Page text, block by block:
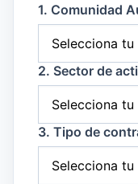
1. Comunidad
2. Sector de
3. Tipo de